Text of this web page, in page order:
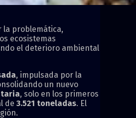
la problemática,
ecosistemas
el deterioro ambiental
, impulsada por la
un nuevo
, solo en los primeros
de 3.521 toneladas. El